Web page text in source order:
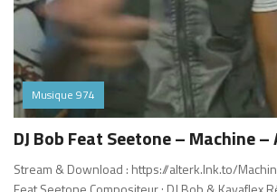
Musique 974
DJ Bob Feat Seetone – Machine
Stream & Download : https://alterk.lnk.to/